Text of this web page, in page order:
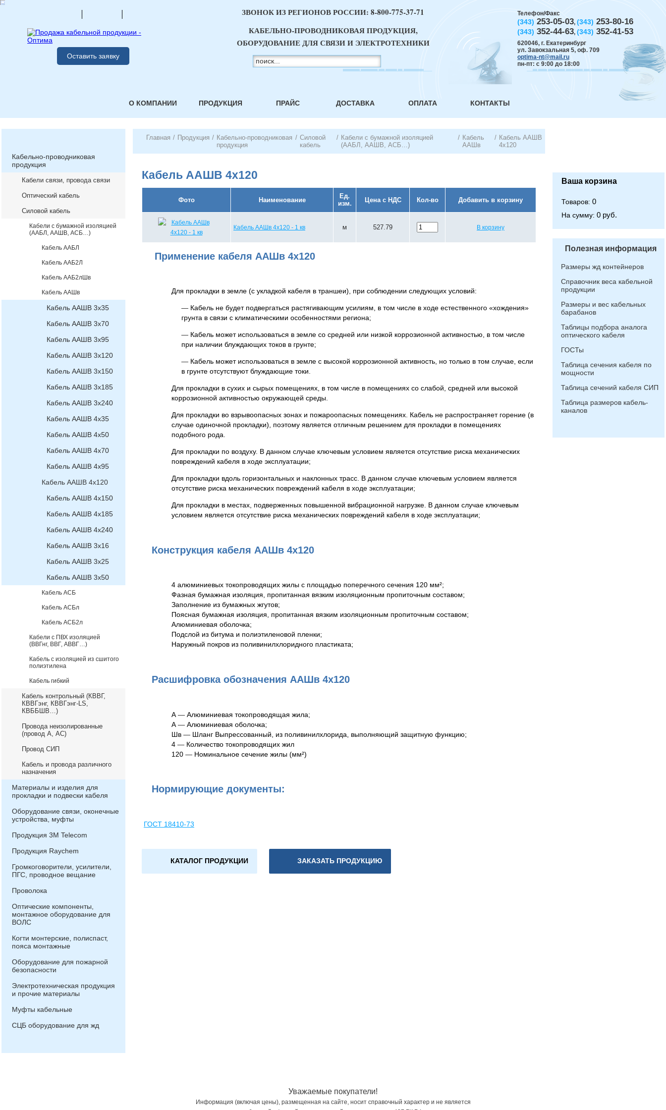
Оставить заявку
Телефон/Факс
(343) 253-05-03, (343) 253-80-16
(343) 352-44-63, (343) 352-41-53
620046, г. Екатеринбург
ул. Завокзальная 5, оф. 709
optima-nt@mail.ru
пн-пт: с 9:00 до 18:00
ЗВОНОК ИЗ РЕГИОНОВ РОССИИ: 8-800-775-37-71
КАБЕЛЬНО-ПРОВОДНИКОВАЯ ПРОДУКЦИЯ,
ОБОРУДОВАНИЕ ДЛЯ СВЯЗИ И ЭЛЕКТРОТЕХНИКИ
О КОМПАНИИ ПРОДУКЦИЯ ПРАЙС ДОСТАВКА ОПЛАТА КОНТАКТЫ
Кабельно-проводниковая
продукция
Кабели связи, провода связи
Оптический кабель
Силовой кабель
Кабели с бумажной изоляцией
(ААБЛ, ААШВ, АСБ…)
Кабель ААБЛ
Кабель ААБ2Л
Кабель ААБ2лШв
Кабель ААШв
Кабель ААШВ 3х35
Кабель ААШВ 3х70
Кабель ААШВ 3х95
Кабель ААШВ 3х120
Кабель ААШВ 3х150
Кабель ААШВ 3х185
Кабель ААШВ 3х240
Кабель ААШВ 4х35
Кабель ААШВ 4х50
Кабель ААШВ 4х70
Кабель ААШВ 4х95
Кабель ААШВ 4х120
Кабель ААШВ 4х150
Кабель ААШВ 4х185
Кабель ААШВ 4х240
Кабель ААШВ 3х16
Кабель ААШВ 3х25
Кабель ААШВ 3х50
Кабель АСБ
Кабель АСБл
Кабель АСБ2л
Кабели с ПВХ изоляцией
(ВВГнг, ВВГ, АВВГ…)
Кабель с изоляцией из сшитого
полиэтилена
Кабель гибкий
Кабель контрольный (КВВГ,
КВВГэнг, КВВГэнг-LS,
КВББШВ…)
Провода неизолированные
(провод А, АС)
Провод СИП
Кабель и провода различного
назначения
Материалы и изделия для
прокладки и подвески кабеля
Оборудование связи, оконечные
устройства, муфты
Продукция 3М Telecom
Продукция Raychem
Громкоговорители, усилители,
ПГС, проводное вещание
Проволока
Оптические компоненты,
монтажное оборудование для
ВОЛС
Когти монтерские, полиспаст,
пояса монтажные
Оборудование для пожарной
безопасности
Электротехническая продукция
и прочие материалы
Муфты кабельные
СЦБ оборудование для жд
Главная / Продукция / Кабельно-проводниковая
продукция
/ Силовой
кабель
/ Кабели с бумажной изоляцией
(ААБЛ, ААШВ, АСБ…)
/ Кабель
ААШв
/ Кабель ААШВ
4х120
Кабель ААШВ 4х120
Фото Наименование
Ед.
изм.
Цена с НДС Кол-во Добавить в корзину
Кабель ААШв 4х120 - 1 кв м 527.79 В корзину
Применение кабеля ААШв 4х120
Для прокладки в земле (с укладкой кабеля в траншеи), при соблюдении следующих условий:
— Кабель не будет подвергаться растягивающим усилиям, в том числе в ходе естественного «хождения»
грунта в связи с климатическими особенностями региона;
— Кабель может использоваться в земле со средней или низкой коррозионной активностью, в том числе
при наличии блуждающих токов в грунте;
— Кабель может использоваться в земле с высокой коррозионной активность, но только в том случае, если
в грунте отсутствуют блуждающие токи.
Для прокладки в сухих и сырых помещениях, в том числе в помещениях со слабой, средней или высокой
коррозионной активностью окружающей среды.
Для прокладки во взрывоопасных зонах и пожароопасных помещениях. Кабель не распространяет горение (в
случае одиночной прокладки), поэтому является отличным решением для прокладки в помещениях
подобного рода.
Для прокладки по воздуху. В данном случае ключевым условием является отсутствие риска механических
повреждений кабеля в ходе эксплуатации;
Для прокладки вдоль горизонтальных и наклонных трасс. В данном случае ключевым условием является
отсутствие риска механических повреждений кабеля в ходе эксплуатации;
Для прокладки в местах, подверженных повышенной вибрационной нагрузке. В данном случае ключевым
условием является отсутствие риска механических повреждений кабеля в ходе эксплуатации;
Конструкция кабеля ААШв 4х120
4 алюминиевых токопроводящих жилы с площадью поперечного сечения 120 мм²;
Фазная бумажная изоляция, пропитанная вязким изоляционным пропиточным составом;
Заполнение из бумажных жгутов;
Поясная бумажная изоляция, пропитанная вязким изоляционным пропиточным составом;
Алюминиевая оболочка;
Подслой из битума и полиэтиленовой пленки;
Наружный покров из поливинилхлоридного пластиката;
Расшифровка обозначения ААШв 4х120
А — Алюминиевая токопроводящая жила;
А — Алюминиевая оболочка;
Шв — Шланг Выпрессованный, из поливинилхлорида, выполняющий защитную функцию;
4 — Количество токопроводящих жил
120 — Номинальное сечение жилы (мм²)
Нормирующие документы:
ГОСТ 18410-73
КАТАЛОГ ПРОДУКЦИИ ЗАКАЗАТЬ ПРОДУКЦИЮ
Ваша корзина
Товаров: 0
На сумму: 0 руб.
Полезная информация
Размеры жд контейнеров
Справочник веса кабельной
продукции
Размеры и вес кабельных
барабанов
Таблицы подбора аналога
оптического кабеля
ГОСТы
Таблица сечения кабеля по
мощности
Таблица сечений кабеля СИП
Таблица размеров кабель-
каналов
Уважаемые покупатели!
Информация (включая цены), размещенная на сайте, носит справочный характер и не является